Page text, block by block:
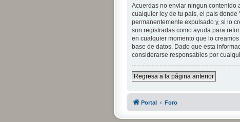
Acuerdas no enviar ningun contenido
cualquier ley de tu país, el país
permanentemente expulsado y, si lo
son registradas como ayuda para
en cualquier momento que lo
base de datos. Dado que esta
considerarse responsables por
Regresa a la página anterior
Portal Foro